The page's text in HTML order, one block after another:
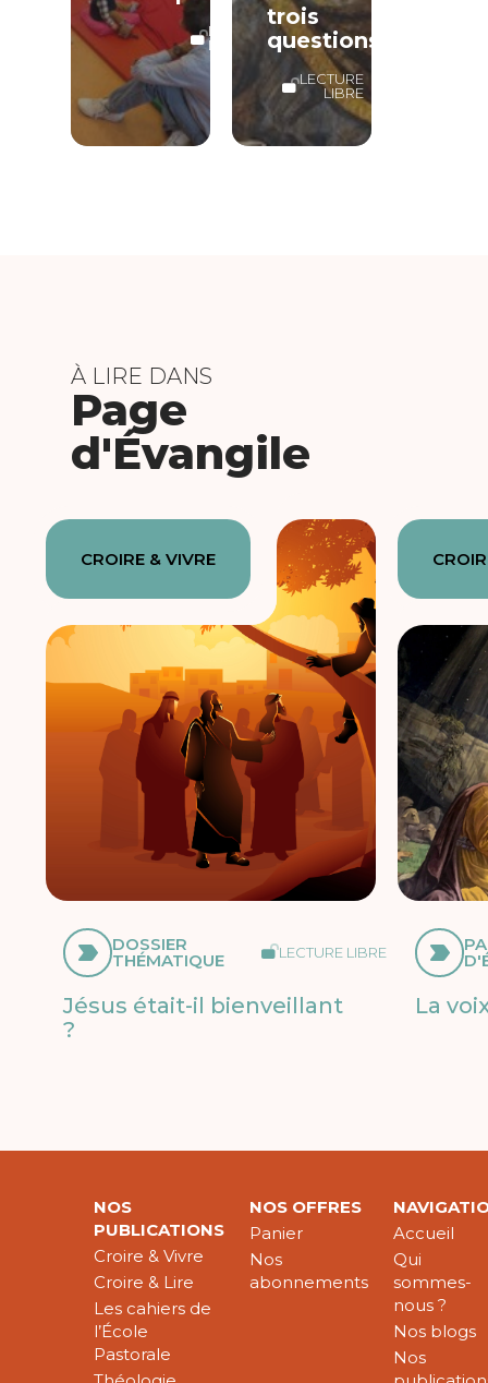
LECTURE
LIBRE
trois
questions
LECTURE
LIBRE
À LIRE DANS
Page
d'Évangile
CROIRE & VIVRE
DOSSIER
THÉMATIQUE LECTURE LIBRE
Jésus était-il bienveillant
?
La
NOS
PUBLICATIONS
Croire & Vivre
Croire & Lire
Les cahiers de
l’École
Pastorale
NOS OFFRES
Panier
Nos
abonnements
Accueil
Qui
sommes-
nous ?
Nos blogs
Nos